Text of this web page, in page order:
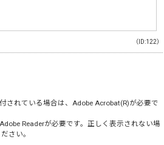
（ID:122）
されている場合は、Adobe Acrobat(R)が必要で
Adobe Readerが必要です。正しく表示されない場
さい。